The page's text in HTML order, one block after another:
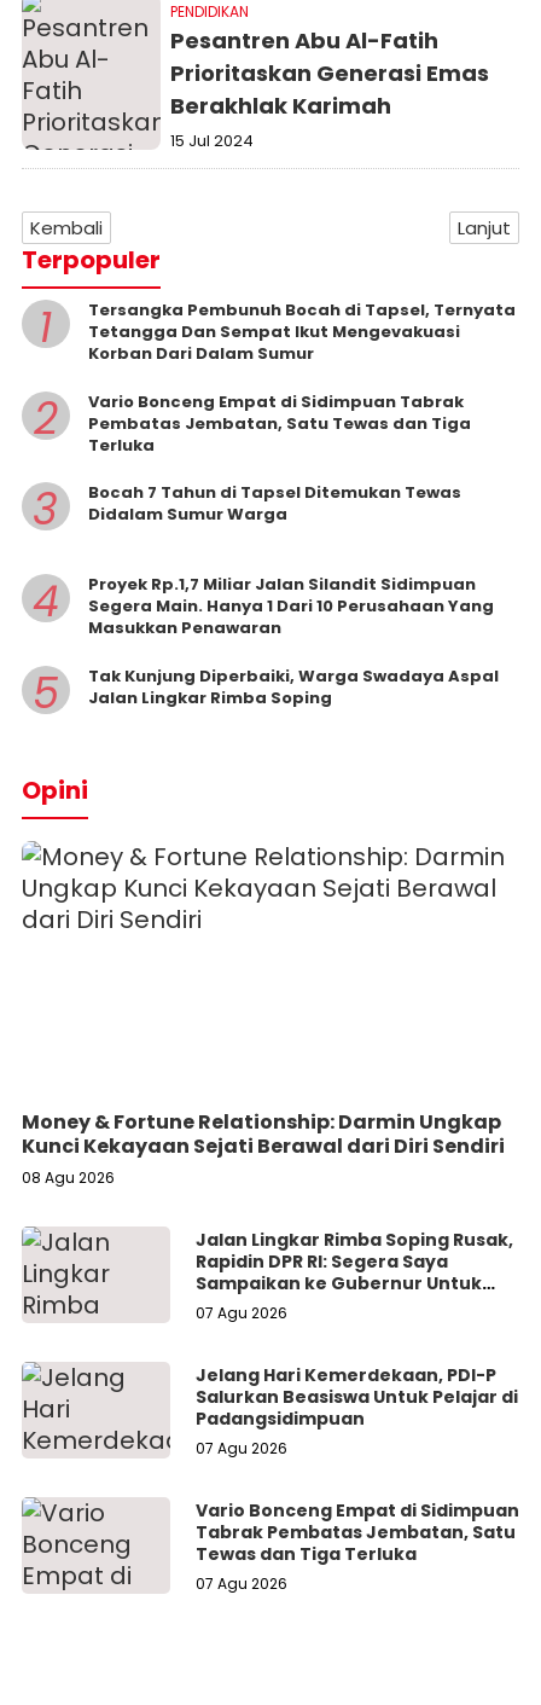
PENDIDIKAN
Pesantren Abu Al-Fatih
Prioritaskan Generasi Emas
Berakhlak Karimah
15 Jul 2024
Kembali Lanjut
Terpopuler
1
Tersangka Pembunuh Bocah di Tapsel, Ternyata
Tetangga Dan Sempat Ikut Mengevakuasi
Korban Dari Dalam Sumur
2
Vario Bonceng Empat di Sidimpuan Tabrak
Pembatas Jembatan, Satu Tewas dan Tiga
Terluka
3
Bocah 7 Tahun di Tapsel Ditemukan Tewas
Didalam Sumur Warga
4
Proyek Rp.1,7 Miliar Jalan Silandit Sidimpuan
Segera Main. Hanya 1 Dari 10 Perusahaan Yang
Masukkan Penawaran
5
Tak Kunjung Diperbaiki, Warga Swadaya Aspal
Jalan Lingkar Rimba Soping
Opini
Money & Fortune Relationship: Darmin Ungkap
Kunci Kekayaan Sejati Berawal dari Diri Sendiri
08 Agu 2026
Jalan Lingkar Rimba Soping Rusak,
Rapidin DPR RI: Segera Saya
Sampaikan ke Gubernur Untuk
Perbaikan
07 Agu 2026
Jelang Hari Kemerdekaan, PDI-P
Salurkan Beasiswa Untuk Pelajar di
Padangsidimpuan
07 Agu 2026
Vario Bonceng Empat di Sidimpuan
Tabrak Pembatas Jembatan, Satu
Tewas dan Tiga Terluka
07 Agu 2026